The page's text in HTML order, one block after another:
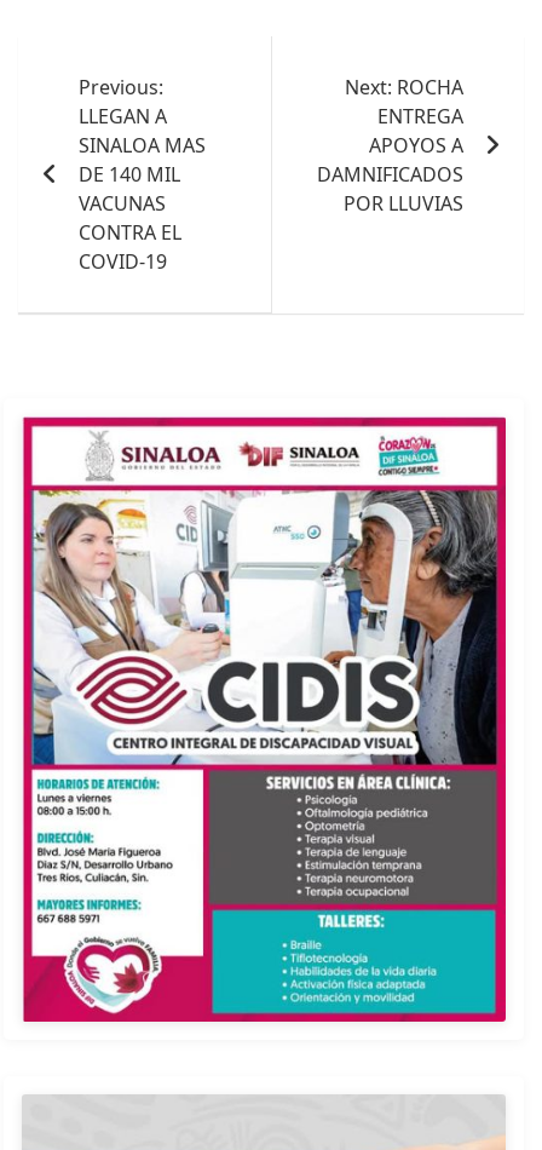
entradas
Previous:
LLEGAN A
SINALOA MAS
DE 140 MIL
VACUNAS
CONTRA EL
COVID-19
Next: ROCHA
ENTREGA
APOYOS A
DAMNIFICADOS
POR LLUVIAS